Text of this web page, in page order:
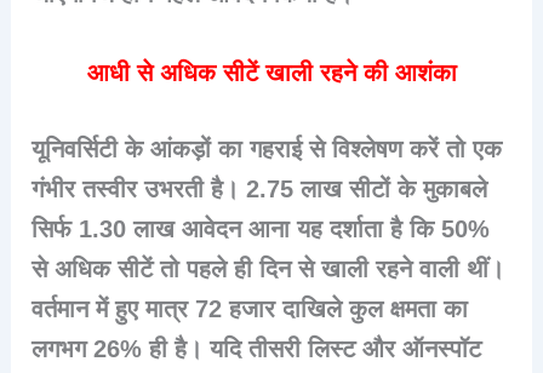
आधी से अधिक सीटें खाली रहने की आशंका
यूनिवर्सिटी के आंकड़ों का गहराई से विश्लेषण करें तो एक
गंभीर तस्वीर उभरती है। 2.75 लाख सीटों के मुकाबले
सिर्फ 1.30 लाख आवेदन आना यह दर्शाता है कि 50%
से अधिक सीटें तो पहले ही दिन से खाली रहने वाली थीं।
वर्तमान में हुए मात्र 72 हजार दाखिले कुल क्षमता का
लगभग 26% ही है। यदि तीसरी लिस्ट और ऑनस्पॉट